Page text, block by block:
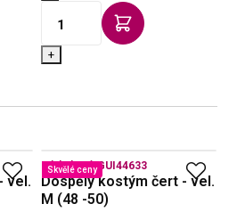
+
vel.
Skvělé ceny
Kód zboží:GUI44633
Dospělý kostým čert - vel.
M (48 -50)